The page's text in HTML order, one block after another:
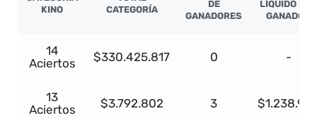
KINO
CATEGORÍA
DE
GANADORES
LÍQUIDO POR
GANADOR
14
Aciertos
$330.425.817 0 -
13
Aciertos
$3.792.802 3